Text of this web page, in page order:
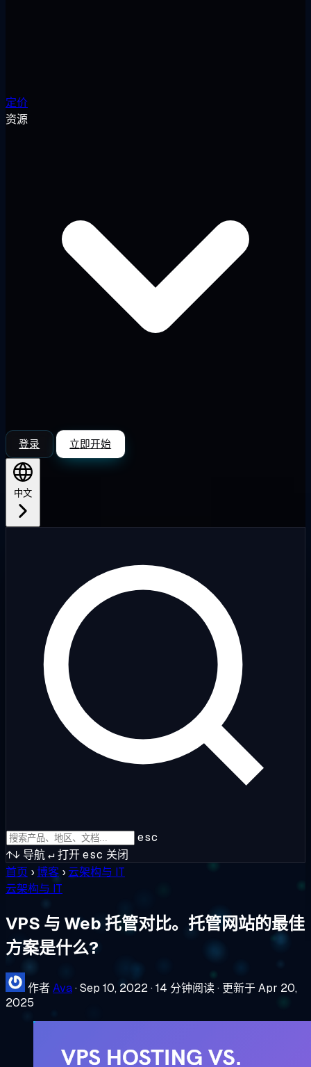
定价
资源
登录 立即开始
中文
esc
↑↓ 导航↵打开esc 关闭
首页 ›博客 › 云架构与 IT
云架构与 IT
VPS 与 Web 托管对比。托管网站的最佳
方案是什么?
作者Ava·Sep 10, 2022·14 分钟阅读· 更新于 Apr 20,
2025